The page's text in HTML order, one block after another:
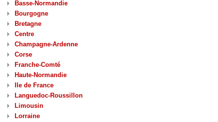
Basse-Normandie
Bourgogne
Bretagne
Centre
Champagne-Ardenne
Corse
Franche-Comté
Haute-Normandie
Ile de France
Languedoc-Roussillon
Limousin
Lorraine